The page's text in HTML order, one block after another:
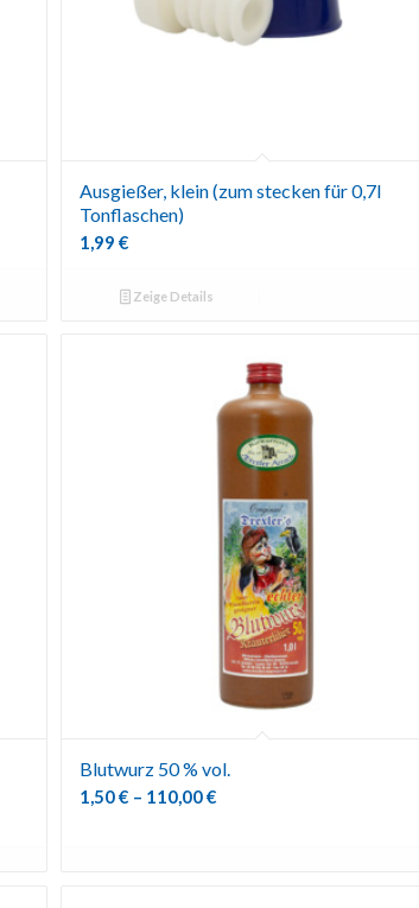
Ausgießer, klein (zum stecken für 0,7l
Tonflaschen)
1,99 €
Zeige Details
Blutwurz 50 % vol.
1,50€ – 110,00€